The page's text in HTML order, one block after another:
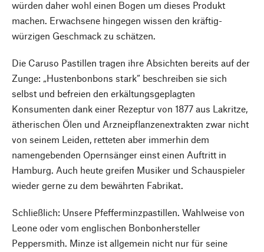
würden daher wohl einen Bogen um dieses Produkt
machen. Erwachsene hingegen wissen den kräftig-
würzigen Geschmack zu schätzen.
Die Caruso Pastillen tragen ihre Absichten bereits auf der
Zunge: „Hustenbonbons stark“ beschreiben sie sich
selbst und befreien den erkältungsgeplagten
Konsumenten dank einer Rezeptur von 1877 aus Lakritze,
ätherischen Ölen und Arzneipflanzenextrakten zwar nicht
von seinem Leiden, retteten aber immerhin dem
namengebenden Opernsänger einst einen Auftritt in
Hamburg. Auch heute greifen Musiker und Schauspieler
wieder gerne zu dem bewährten Fabrikat.
Schließlich: Unsere Pfefferminzpastillen. Wahlweise von
Leone oder vom englischen Bonbonhersteller
Peppersmith. Minze ist allgemein nicht nur für seine